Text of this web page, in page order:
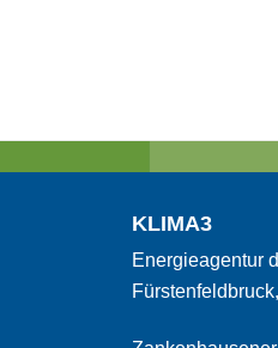
KLIMA3
Energieagentur